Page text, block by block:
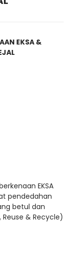
EKSA &
EKSA
pendedahan
betul dan
& Recycle)